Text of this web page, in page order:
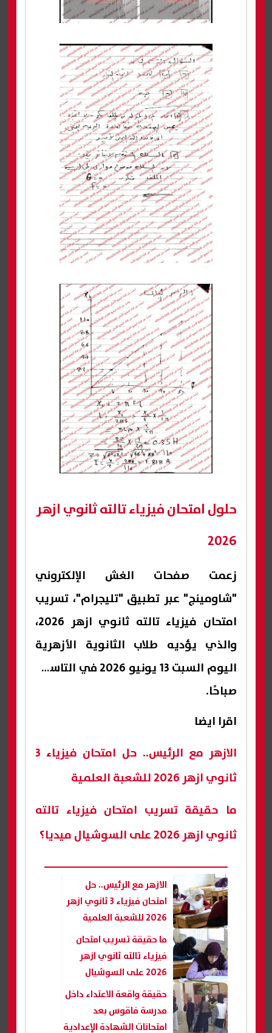
حلول امتحان فيزياء تالته ثانوي ازهر
2026
زعمت صفحات الغش الإلكتروني
"شاومينج" عبر تطبيق "تليجرام"، تسريب
امتحان فيزياء تالته ثانوي ازهر 2026،
والذي يؤديه طلاب الثانوية الأزهرية
اليوم السبت 13 يونيو 2026 في التاسعة
صباحًا.
اقرا ايضا
الازهر مع الرئيس.. حل امتحان فيزياء 3
ثانوي ازهر 2026 للشعبة العلمية
ما حقيقة تسريب امتحان فيزياء تالته
ثانوي ازهر 2026 على السوشيال ميديا؟
الازهر مع الرئيس.. حل
امتحان فيزياء 3 ثانوي ازهر
2026 للشعبة العلمية
ما حقيقة تسريب امتحان
فيزياء تالته ثانوي ازهر
2026 على السوشيال
ميديا؟
حقيقة واقعة الاعتداء داخل
مدرسة فاقوس بعد
امتحانات الشهادة الإعدادية